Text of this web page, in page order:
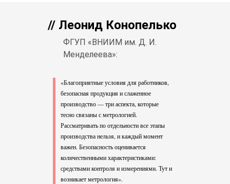
// Леонид Конопелько
ФГУП «ВНИИМ им. Д. И.
Менделеева»:
«Благоприятные условия для работников,
безопасная продукция и слаженное
производство — три аспекта, которые
тесно связаны с метрологией.
Рассматривать по отдельности все этапы
производства нельзя, и каждый момент
важен. Безопасность оценивается
количественными характеристиками:
средствами контроля и измерениями. Тут и
возникает метрология».